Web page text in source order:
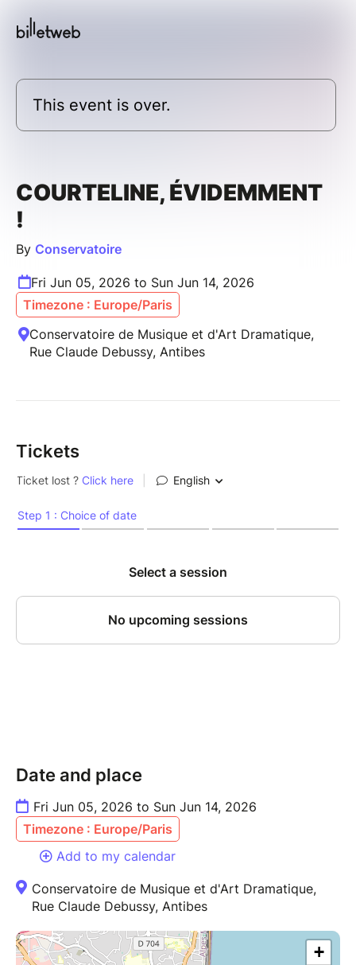
This event is over.
COURTELINE, ÉVIDEMMENT
!
By Conservatoire
Fri Jun 05, 2026 to Sun Jun 14, 2026
Timezone : Europe/Paris
Conservatoire de Musique et d'Art Dramatique,
Rue Claude Debussy, Antibes
Tickets
Date and place
Fri Jun 05, 2026 to Sun Jun 14, 2026
Timezone : Europe/Paris
Add to my calendar
Conservatoire de Musique et d'Art Dramatique,
Rue Claude Debussy, Antibes
+